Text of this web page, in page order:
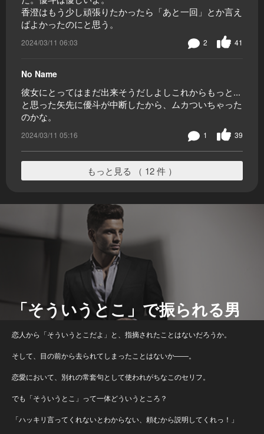
香澄はもう少し頑張りたかったら「あと一回」とか言え
ばよかったのにと思う。
2024/03/11 06:03 41
2
No Name
彼女にとってはまだ出来そうだしよしこれからもっと...
と思った矢先に優斗が中断したから、ムカついちゃった
のかな。
2024/03/11 05:16 39
1
もっと見る （ 12 件 ）
「そういうとこ」で振られる男
恋人から「そういうとこだよ」と、指摘されたことはないだろうか。
そして、目の前から去られてしまったことはないか――。
恋愛において、別れの常套句として使われがちなこのセリフ。
でも「そういうとこ」って一体どういうところ？
「ハッキリ言ってくれないとわからない、頼むから説明してくれっ！」